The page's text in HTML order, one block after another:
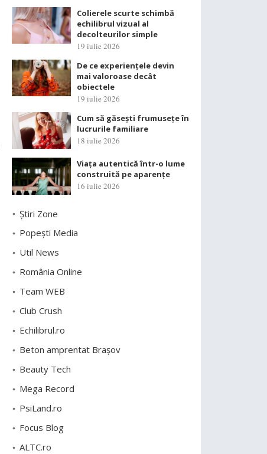
Colierele scurte schimbă
echilibrul vizual al
decolteurilor simple
19 iulie 2026
De ce experiențele devin
mai valoroase decât
obiectele
19 iulie 2026
Cum să găsești frumusețe în
lucrurile familiare
18 iulie 2026
Viața autentică într-o lume
construită pe aparențe
16 iulie 2026
Știri Zone
Popești Media
Util News
România Online
Team WEB
Club Crush
Echilibrul.ro
Beton amprentat Brașov
Beauty Tech
Mega Record
PsiLand.ro
Focus Blog
ALTC.ro